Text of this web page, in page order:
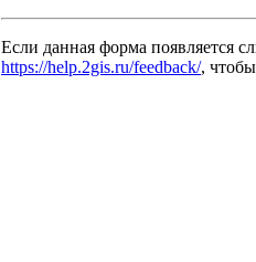
Если данная форма появляется
https://help.2gis.ru/feedback/,